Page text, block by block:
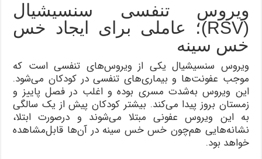
ویروس تنفسی سنسیشیال
(RSV)؛ عاملی برای ایجاد خس
خس سینه
ویروس سنسیشیال یکی از ویروس‌های تنفسی است که
موجب عفونت‌ها و بیماری‌های تنفسی در کودکان می‌شود.
این ویروس به‌شدت مسری بوده و اغلب در فصل پاییز و
زمستان بروز پیدا می‌کند. بیشتر کودکان پیش از یک سالگی
به این ویروس عفونی مبتلا می‌شوند و در‌صورت ابتلا،
نشانه‌هایی هم‌چون خس خس سینه در آن‌ها قابل‌مشاهده
خواهد بود.